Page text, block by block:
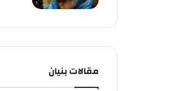
مقالات بنيان